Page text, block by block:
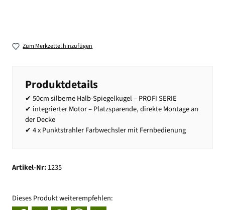
Zum Merkzettel hinzufügen
Produktdetails
✔ 50cm silberne Halb-Spiegelkugel – PROFI SERIE
✔ integrierter Motor – Platzsparende, direkte Montage an
der Decke
✔ 4 x Punktstrahler Farbwechsler mit Fernbedienung
Artikel-Nr:1235
Dieses Produkt weiterempfehlen: